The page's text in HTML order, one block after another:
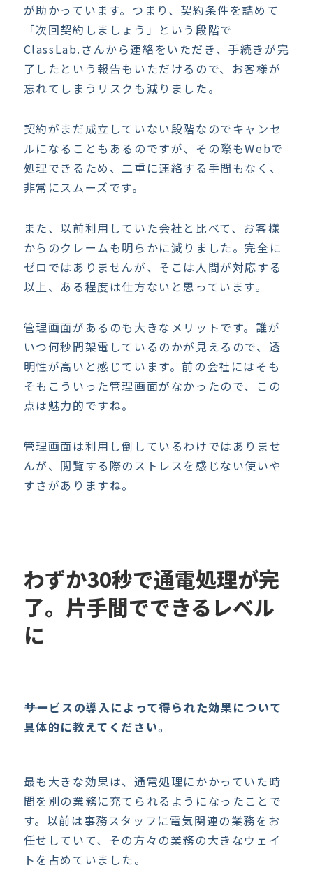
が助かっています。つまり、契約条件を詰めて
「次回契約しましょう」という段階で
ClassLab.さんから連絡をいただき、手続きが完
了したという報告もいただけるので、お客様が
忘れてしまうリスクも減りました。
契約がまだ成立していない段階なのでキャンセ
ルになることもあるのですが、その際もWebで
処理できるため、二重に連絡する手間もなく、
非常にスムーズです。
また、以前利用していた会社と比べて、お客様
からのクレームも明らかに減りました。完全に
ゼロではありませんが、そこは人間が対応する
以上、ある程度は仕方ないと思っています。
管理画面があるのも大きなメリットです。誰が
いつ何秒間架電しているのかが見えるので、透
明性が高いと感じています。前の会社にはそも
そもこういった管理画面がなかったので、この
点は魅力的ですね。
管理画面は利用し倒しているわけではありませ
んが、閲覧する際のストレスを感じない使いや
すさがありますね。
わずか30秒で通電処理が完
了。片手間でできるレベル
に
――サービスの導入によって得られた効果について
具体的に教えてください。
最も大きな効果は、通電処理にかかっていた時
間を別の業務に充てられるようになったことで
す。以前は事務スタッフに電気関連の業務をお
任せしていて、その方々の業務の大きなウェイ
トを占めていました。